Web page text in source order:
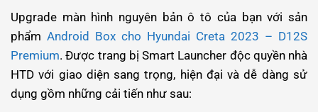
Upgrade màn hình nguyên bản ô tô của bạn với sản
phẩm Android Box cho Hyundai Creta 2023 – D12S
Premium. Được trang bị Smart Launcher độc quyền nhà
HTD với giao diện sang trọng, hiện đại và dễ dàng sử
dụng gồm những cải tiến như sau: